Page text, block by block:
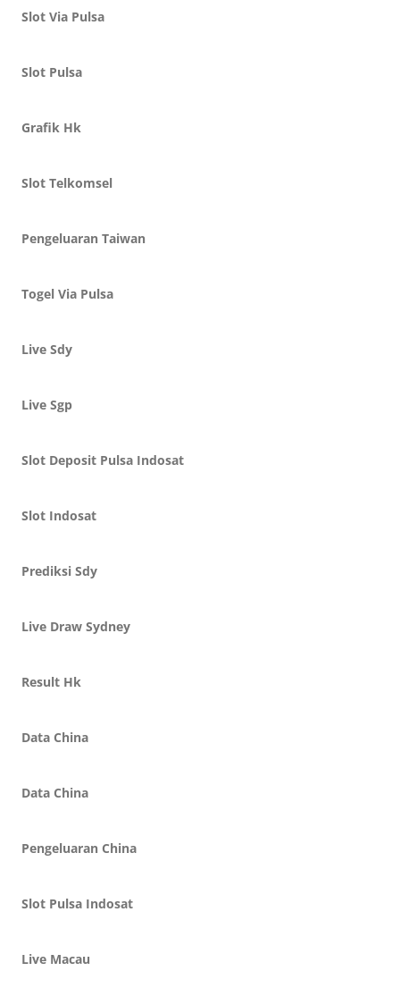
Slot Via Pulsa
Slot Pulsa
Grafik Hk
Slot Telkomsel
Pengeluaran Taiwan
Togel Via Pulsa
Live Sdy
Live Sgp
Slot Deposit Pulsa Indosat
Slot Indosat
Prediksi Sdy
Live Draw Sydney
Result Hk
Data China
Data China
Pengeluaran China
Slot Pulsa Indosat
Live Macau